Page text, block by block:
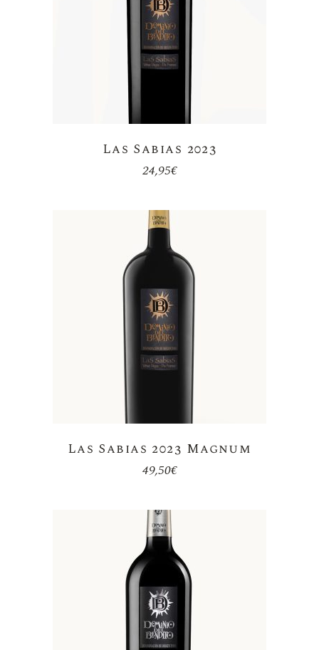
Las Sabias 2023
24,95€
Las Sabias 2023 Magnum
49,50€